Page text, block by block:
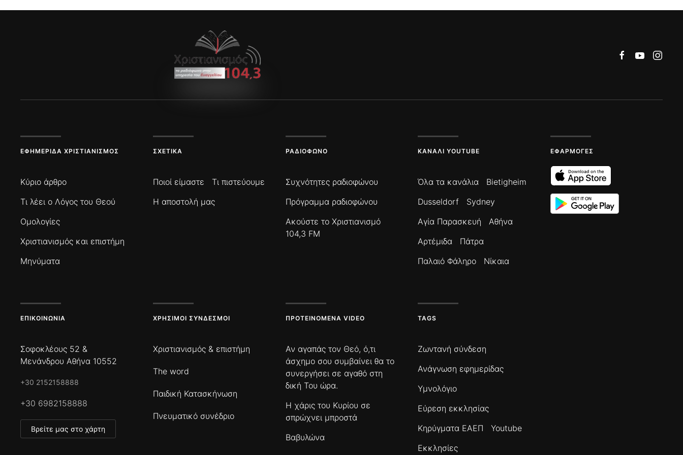
ΕΦΗΜΕΡΊΔΑ ΧΡΙΣΤΙΑΝΙΣΜΌΣ
Κύριο άρθρο
Τι λέει ο Λόγος του Θεού
Ομολογίες
Χριστιανισμός και επιστήμη
Μηνύματα
ΣΧΕΤΙΚΆ
Ποιοί είμαστε
Τι πιστεύουμε
Η αποστολή μας
ΡΑΔΙΌΦΩΝΟ
Συχνότητες ραδιοφώνου
Πρόγραμμα ραδιοφώνου
Ακούστε το Χριστιανισμό
104,3 FM
ΚΑΝΆΛΙ YOUTUBE
Όλα τα κανάλια
Bietigheim
Dusseldorf
Sydney
Αγία Παρασκευή
Αθήνα
Αρτέμιδα
Πάτρα
Παλαιό Φάληρο
Νίκαια
ΕΦΑΡΜΟΓΈΣ
ΕΠΙΚΟΙΝΩΝΊΑ
Σοφοκλέους 52 &
Μενάνδρου Αθήνα 10552
+30 2152158888
+30 6982158888
Βρείτε μας στο χάρτη
ΧΡΉΣΙΜΟΙ ΣΎΝΔΕΣΜΟΙ
Χριστιανισμός & επιστήμη
The word
Παιδική Κατασκήνωση
Πνευματικό συνέδριο
ΠΡΟΤΕΙΝΌΜΕΝΑ VIDEO
Αν αγαπάς τον Θεό, ό,τι
άσχημο σου συμβαίνει θα το
συνεργήσει σε αγαθό στη
δική Του ώρα.
Η χάρις του Κυρίου σε
σπρώχνει μπροστά
Βαβυλώνα
TAGS
Ζωντανή σύνδεση
Ανάγνωση εφημερίδας
Υμνολόγιο
Εύρεση εκκλησίας
Κηρύγματα ΕΑΕΠ
Youtube
Εκκλησίες